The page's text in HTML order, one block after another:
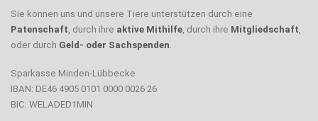
Sie können uns und unsere Tiere unterstützen durch eine
Patenschaft, durch ihre aktive Mithilfe, durch ihre Mitgliedschaft,
oder durch Geld- oder Sachspenden.
Sparkasse Minden-Lübbecke
IBAN: DE46 4905 0101 0000 0026 26
BIC: WELADED1MIN